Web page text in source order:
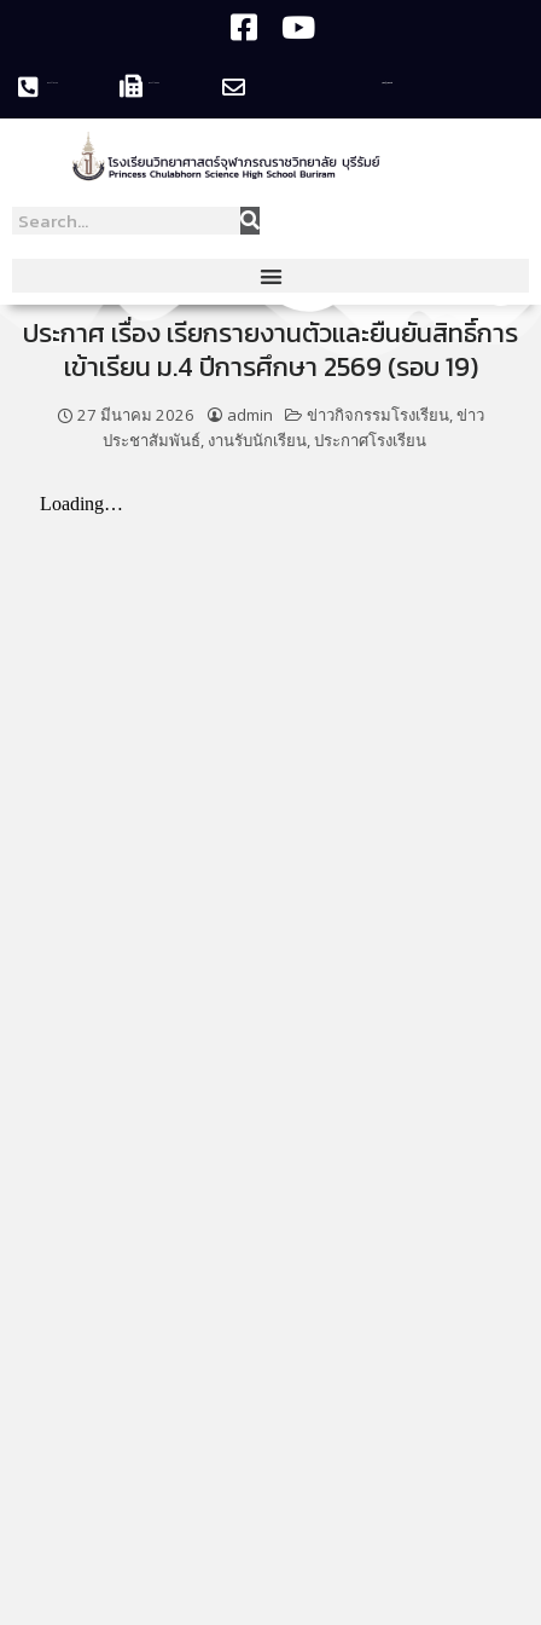
ประกาศ เรื่อง เรียกรายงานตัวและยืนยันสิทธิ์การ
เข้าเรียน ม.4 ปีการศึกษา 2569 (รอบ 19)
27 มีนาคม 2026 admin ข่าวกิจกรรมโรงเรียน,ข่าว
ประชาสัมพันธ์, งานรับนักเรียน,ประกาศโรงเรียน